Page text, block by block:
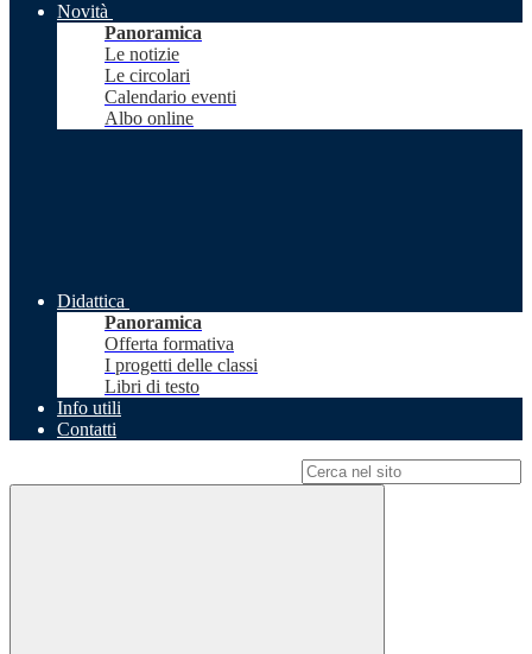
Novità
Panoramica
Le notizie
Le circolari
Calendario eventi
Albo online
Didattica
Panoramica
Offerta formativa
I progetti delle classi
Libri di testo
Info utili
Contatti